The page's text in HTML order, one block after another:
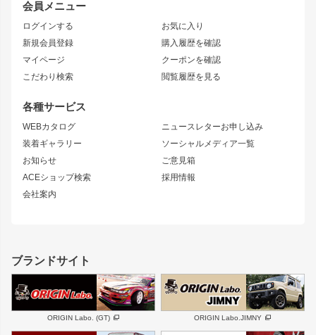
会員メニュー
ログインする
新規会員登録
マイページ
こだわり検索
お気に入り
購入履歴を確認
クーポンを確認
閲覧履歴を見る
各種サービス
WEBカタログ
装着ギャラリー
お知らせ
ACEショップ検索
会社案内
ニュースレターお申し込み
ソーシャルメディア一覧
ご意見箱
採用情報
トレノ
マークX
ニッサン
S15 シルビア
S14 シルビア 後期
S13 シルビア
180SX
シルエイティ
ワンビア
ローレル
セフィーロ
キャラバン
スズキ
GS350
SC
スバル 三菱
デリカ D:5
リアウイング
ジムニーパーツ
ホイール
MUD-S7
MUD-SR7
まつど家 鉄漢
ボンネット
フェンダー
サイドパーツ
リアゲート
メンテナンスパーツ
ハイエースパーツ
ブランドサイト
ORIGIN Labo. (GT) ORIGIN Labo.JIMNY